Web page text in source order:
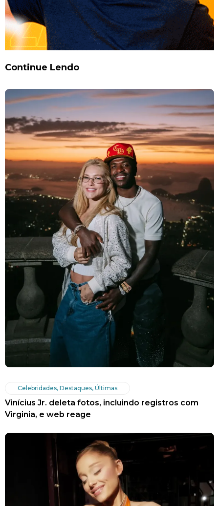
Continue Lendo
Celebridades, Destaques, Últimas
Vinícius Jr. deleta fotos, incluindo registros com
Virginia, e web reage